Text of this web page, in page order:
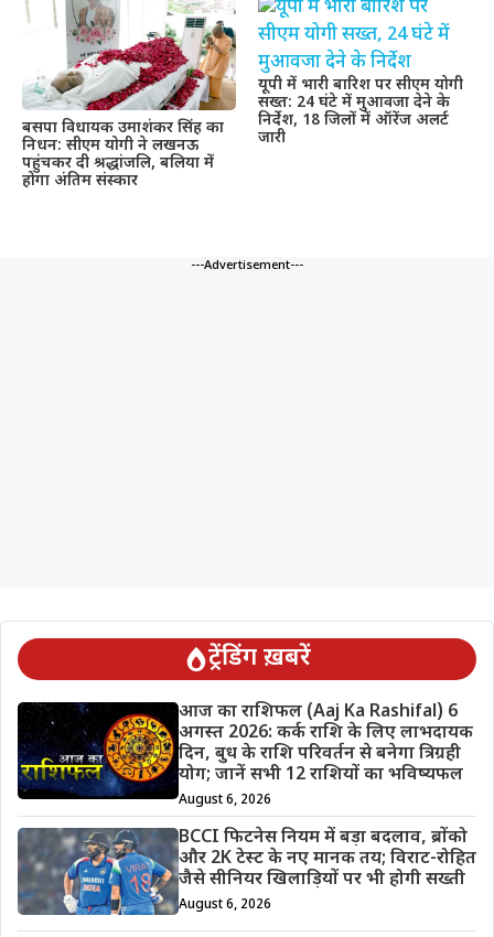
बसपा विधायक उमाशंकर सिंह का
निधन: सीएम योगी ने लखनऊ
पहुंचकर दी श्रद्धांजलि, बलिया में
होगा अंतिम संस्कार
यूपी में भारी बारिश पर सीएम योगी
सख्त: 24 घंटे में मुआवजा देने के
निर्देश, 18 जिलों में ऑरेंज अलर्ट
जारी
---Advertisement---
ट्रेंडिंग ख़बरें
आज का राशिफल (Aaj Ka Rashifal) 6
अगस्त 2026: कर्क राशि के लिए लाभदायक
दिन, बुध के राशि परिवर्तन से बनेगा त्रिग्रही
योग; जानें सभी 12 राशियों का भविष्यफल
August 6, 2026
BCCI फिटनेस नियम में बड़ा बदलाव, ब्रोंको
और 2K टेस्ट के नए मानक तय; विराट-रोहित
जैसे सीनियर खिलाड़ियों पर भी होगी सख्ती
August 6, 2026